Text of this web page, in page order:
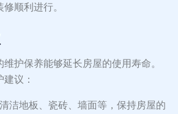
顺利进行。
护保养能够延长房屋的使用寿命。
议：
洁地板、瓷砖、墙面等，保持房屋的